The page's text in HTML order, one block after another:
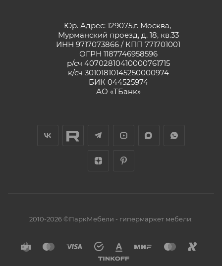
Юр. Адрес: 129075,г. Москва,
Мурманский проезд, д. 18, кв.33
ИНН 9717073866 / КПП 771701001
ОГРН 1187746958596
р/сч 40702810410000761715
к/сч 30101810145250000974
БИК 044525974
АО «ТБанк»
2010-2026 ©ПаркМебели - гипермаркет мебели: